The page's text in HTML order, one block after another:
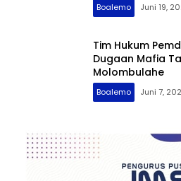
Boalemo Juni 19,
Tim Hukum
Dugaan Mafia
Molombulahe
Boalemo Juni 7,